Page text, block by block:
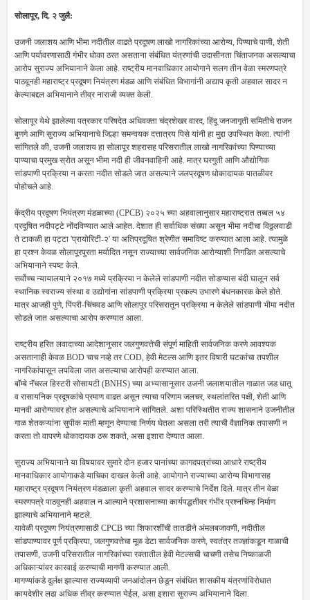
सोलापूर, दि. २ जुलै:
उजनी जलाशय आणि भीमा नदीतील वाढते प्रदूषण लाखो नागरिकांच्या आरोग्य, पिण्याचे पाणी, शेती
आणि पर्यावरणासाठी गंभीर धोका ठरत असताना संबंधित यंत्रणांची उदासीनता चिंताजनक असल्याचा
आरोप सुराज्य अभियानाने केला आहे. राष्ट्रीय मानवाधिकार आयोगाने सलग तीन वेळा स्मरणपत्रे
पाठवूनही महाराष्ट्र प्रदूषण नियंत्रण मंडळ आणि संबंधित विभागांनी अद्याप कृती अहवाल सादर न
केल्याबद्दल अभियानाने तीव्र नाराजी व्यक्त केली.
सोलापूर येथे झालेल्या पत्रकार परिषदेत अधिवक्ता चंद्रशेखर वारद, हिंदू जनजागृती समितीचे राजन
बुणगे आणि सुराज्य अभियानाचे जिल्हा समन्वयक दत्तात्रय पिसे यांनी हा मुद्दा उपस्थित केला. त्यांनी
सांगितले की, उजनी जलाशय हा सोलापूर शहरासह परिसरातील लाखो नागरिकांच्या पिण्याच्या
पाण्याचा प्रमुख स्रोत असून भीमा नदी ही जीवनवाहिनी आहे. मात्र घरगुती आणि औद्योगिक
सांडपाणी प्रक्रिया न करता नदीत सोडले जात असल्याने जलप्रदूषण धोकादायक पातळीवर
पोहोचले आहे.
केंद्रीय प्रदूषण नियंत्रण मंडळाच्या (CPCB) २०२५ च्या अहवालानुसार महाराष्ट्रात तब्बल ५४
प्रदूषित नदीपट्टे नोंदविण्यात आले आहेत. देशात ही सर्वाधिक संख्या असून भीमा नदीचा विठ्ठलवाडी
ते टाकळी हा पट्टा 'प्रायोरिटी-२' या अतिप्रदूषित श्रेणीत समाविष्ट करण्यात आला आहे. त्यामुळे
हा प्रश्न केवळ सोलापूरपुरता मर्यादित नसून राज्याच्या सार्वजनिक आरोग्याशी निगडित असल्याचे
अभियानाने स्पष्ट केले.
सर्वोच्च न्यायालयाने २०१७ मध्ये प्रक्रिया न केलेले सांडपाणी नदीत सोडण्यास बंदी घालून सर्व
स्थानिक स्वराज्य संस्था व उद्योगांना सांडपाणी प्रक्रिया प्रकल्प उभारणे बंधनकारक केले होते.
मात्र आजही पुणे, पिंपरी-चिंचवड आणि सोलापूर परिसरातून प्रक्रिया न केलेले सांडपाणी भीमा नदीत
सोडले जात असल्याचा आरोप करण्यात आला.
राष्ट्रीय हरित लवादाच्या आदेशानुसार जलगुणवत्तेची संपूर्ण माहिती सार्वजनिक करणे आवश्यक
असतानाही केवळ BOD चाच नव्हे तर COD, हेवी मेटल्स आणि इतर विषारी घटकांचा तपशील
नागरिकांपासून लपविला जात असल्याचा आरोपही करण्यात आला.
बॉम्बे नॅचरल हिस्टरी सोसायटी (BNHS) च्या अभ्यासानुसार उजनी जलाशयातील गाळात जड धातू
व रासायनिक प्रदूषकांचे प्रमाण वाढत असून त्याचा परिणाम जलचर, स्थलांतरित पक्षी, शेती आणि
मानवी आरोग्यावर होत असल्याचे अभियानाने सांगितले. अशा परिस्थितीत राज्य शासनाने उजनीतील
गाळ शेतकऱ्यांना सुपीक माती म्हणून देण्याचा निर्णय घेतला असला तरी त्याची वैज्ञानिक तपासणी न
करता तो वापरणे धोकादायक ठरू शकते, असा इशारा देण्यात आला.
सुराज्य अभियानाने या विषयावर सुमारे दोन हजार पानांच्या कागदपत्रांच्या आधारे राष्ट्रीय
मानवाधिकार आयोगाकडे याचिका दाखल केली आहे. आयोगाने राज्याच्या आरोग्य विभागासह
महाराष्ट्र प्रदूषण नियंत्रण मंडळाला कृती अहवाल सादर करण्याचे निर्देश दिले. मात्र तीन वेळा
स्मरणपत्रे पाठवूनही अहवाल न आल्याने प्रशासनाच्या कार्यपद्धतीवर गंभीर प्रश्नचिन्ह निर्माण
झाल्याचे अभियानाने म्हटले.
यावेळी प्रदूषण नियंत्रणासाठी CPCB च्या शिफारशींची तातडीने अंमलबजावणी, नदीतील
सांडपाण्यावर पूर्ण प्रक्रिया, जलगुणवत्तेचा मूळ डेटा सार्वजनिक करणे, स्वतंत्र तज्ज्ञांकडून गाळाची
तपासणी, उजनी परिसरातील नागरिकांच्या रक्तातील हेवी मेटल्सची चाचणी तसेच निष्काळजी
अधिकाऱ्यांवर कारवाई करण्याची मागणी करण्यात आली.
मागण्यांकडे दुर्लक्ष झाल्यास राज्यव्यापी जनआंदोलन छेडून संबंधित शासकीय यंत्रणांविरोधात
कायदेशीर लढा अधिक तीव्र करण्यात येईल, असा इशारा सुराज्य अभियानाने दिला.